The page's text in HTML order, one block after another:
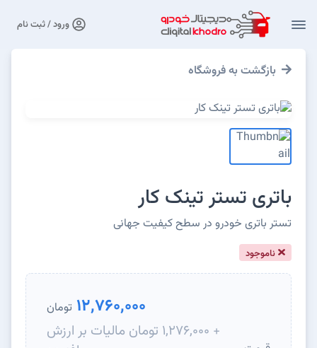
ورود / ثبت نام
بازگشت به فروشگاه
باتری تستر تینک کار
تستر باتری خودرو در سطح کیفیت جهانی
ناموجود
12,760,000 تومان
+ 1,276,000 تومان مالیات بر ارزش